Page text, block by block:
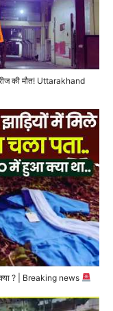
मरीज की मौत! Uttarakhand
क्या ? | Breaking news